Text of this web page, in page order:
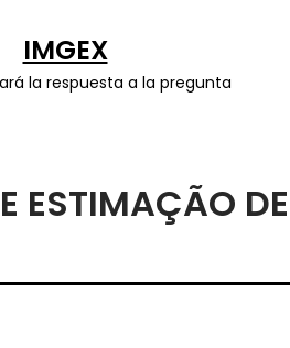
IMGEX
la respuesta a la pregunta
ESTIMAÇÃO DE